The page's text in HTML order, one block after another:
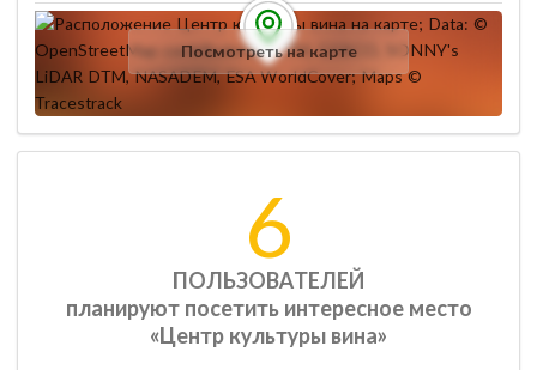
Посмотреть на карте
6
ПОЛЬЗОВАТЕЛЕЙ
планируют посетить интересное место
«Центр культуры вина»